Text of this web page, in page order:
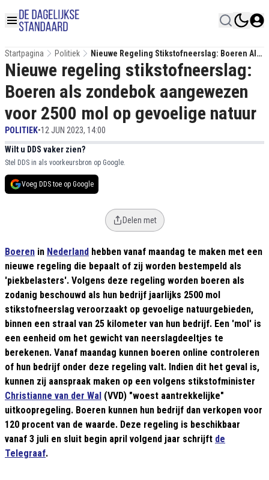
Startpagina Politiek
Nieuwe Regeling Stikstofneerslag: Boeren Als
Zondebok Aangewezen Voor 2500 Mol Op
Gevoelige Natuur
Nieuwe regeling stikstofneerslag:
Boeren als zondebok aangewezen
voor 2500 mol op gevoelige natuur
POLITIEK•12 JUN 2023, 14:00
Wilt u DDS vaker zien?
Stel DDS in als voorkeursbron op Google.
Voeg DDS toe op Google
Delen met
Boeren in Nederland hebben vanaf maandag te maken met een
nieuwe regeling die bepaalt of zij worden bestempeld als
'piekbelasters'. Volgens deze regeling worden boeren als
zodanig beschouwd als hun bedrijf jaarlijks 2500 mol
stikstofneerslag veroorzaakt op gevoelige natuurgebieden,
binnen een straal van 25 kilometer van hun bedrijf. Een 'mol' is
een eenheid om het gewicht van neerslagdeeltjes te
berekenen. Vanaf maandag kunnen boeren online controleren
of hun bedrijf onder deze regeling valt. Indien dit het geval is,
kunnen zij aanspraak maken op een volgens stikstofminister
Christianne van der Wal (VVD) "woest aantrekkelijke"
uitkoopregeling. Boeren kunnen hun bedrijf dan verkopen voor
120 procent van de waarde. Deze regeling is beschikbaar
vanaf 3 juli en sluit begin april volgend jaar schrijft de
Telegraaf.